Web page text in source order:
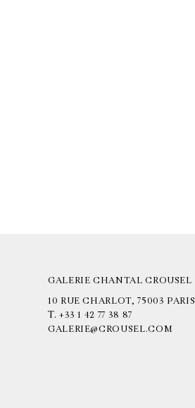
GALERIE CHANTAL CROUSEL
10 RUE CHARLOT, 75003 PARIS
T. +33 1 42 77 38 87
GALERIE@CROUSEL.COM